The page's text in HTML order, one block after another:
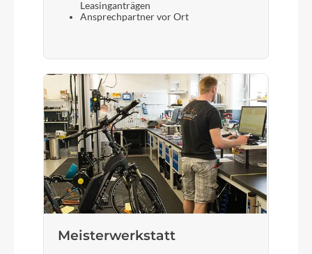
Leasinganträgen
Ansprechpartner vor Ort
Meisterwerkstatt